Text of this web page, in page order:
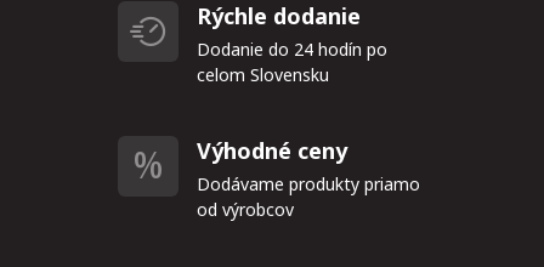
Rýchle dodanie
Dodanie do 24 hodín po
celom Slovensku
Výhodné ceny
Dodávame produkty priamo
od výrobcov